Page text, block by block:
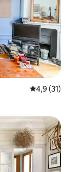
Priemerné
4,9 (31)